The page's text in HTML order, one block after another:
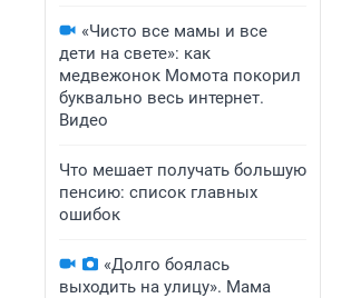
«Чисто все мамы и все
дети на свете»: как
медвежонок Момота покорил
буквально весь интернет.
Видео
Что мешает получать большую
пенсию: список главных
ошибок
«Долго боялась
выходить на улицу». Мама